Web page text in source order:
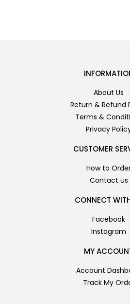
About Us
Return & Refund
Terms &
Privacy
CUSTOMER
How to
Contact us
CONNECT
Facebook
Instagram
MY
Account
Track My